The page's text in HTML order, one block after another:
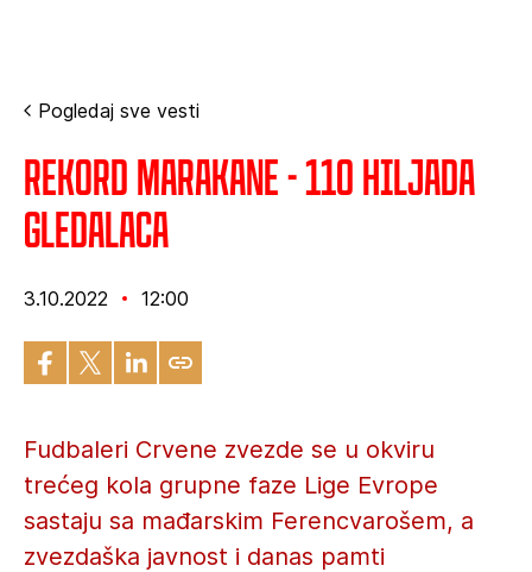
Pogledaj sve vesti
Rekord Marakane - 110 hiljada
gledalaca
3.10.2022 12:00
Fudbaleri Crvene zvezde se u okviru
trećeg kola grupne faze Lige Evrope
sastaju sa mađarskim Ferencvarošem, a
zvezdaška javnost i danas pamti